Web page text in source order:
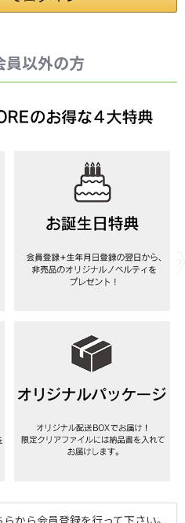
員以外の方